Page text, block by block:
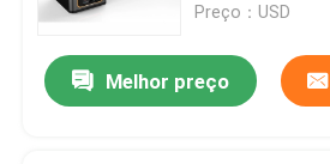
Preço：USD
Melhor preço